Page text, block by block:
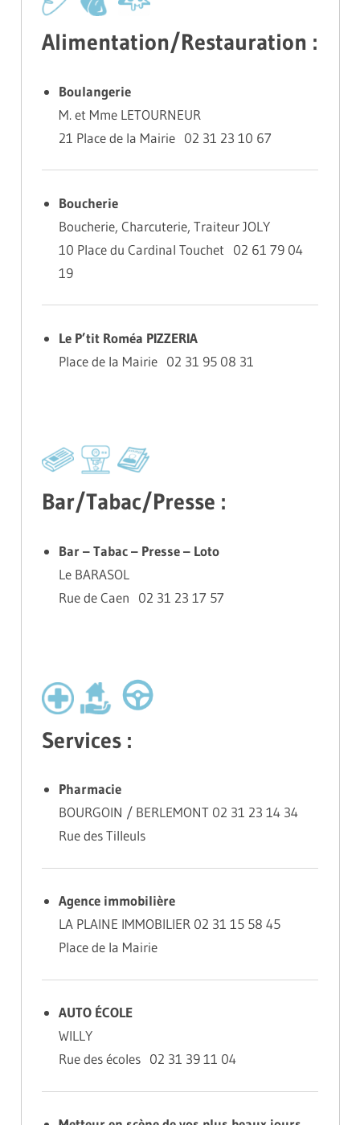
Alimentation/Restauration :
Boulangerie
M. et Mme LETOURNEUR
21 Place de la Mairie 02 31 23 10 67
Boucherie
Boucherie, Charcuterie, Traiteur JOLY
10 Place du Cardinal Touchet 02 61 79 04
19
Le P’tit Roméa PIZZERIA
Place de la Mairie 02 31 95 08 31
Bar/Tabac/Presse :
Bar – Tabac – Presse – Loto
Le BARASOL
Rue de Caen 02 31 23 17 57
Services :
Pharmacie
BOURGOIN / BERLEMONT 02 31 23 14 34
Rue des Tilleuls
Agence immobilière
LA PLAINE IMMOBILIER 02 31 15 58 45
Place de la Mairie
AUTO ÉCOLE
WILLY
Rue des écoles 02 31 39 11 04